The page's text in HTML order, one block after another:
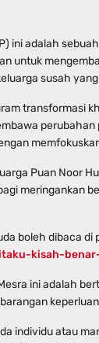
ini adalah
untuk
susah
transformasi
Puan Noor
meringankan
boleh dibaca di
kisah-
ini adalah
individu atau